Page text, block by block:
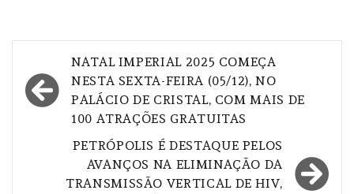
Navegação
de
Post
NATAL IMPERIAL 2025 COMEÇA
NESTA SEXTA-FEIRA (05/12), NO
PALÁCIO DE CRISTAL, COM MAIS DE
100 ATRAÇÕES GRATUITAS
PETRÓPOLIS É DESTAQUE PELOS
AVANÇOS NA ELIMINAÇÃO DA
TRANSMISSÃO VERTICAL DE HIV,